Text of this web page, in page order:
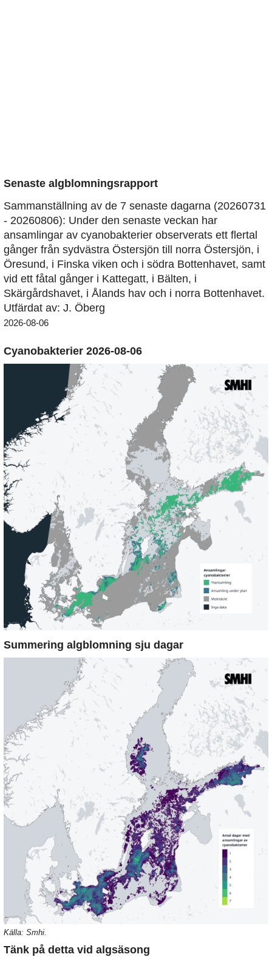
Senaste algblomningsrapport
Sammanställning av de 7 senaste dagarna (20260731
- 20260806): Under den senaste veckan har
ansamlingar av cyanobakterier observerats ett flertal
gånger från sydvästra Östersjön till norra Östersjön, i
Öresund, i Finska viken och i södra Bottenhavet, samt
vid ett fåtal gånger i Kattegatt, i Bälten, i
Skärgårdshavet, i Ålands hav och i norra Bottenhavet.
Utfärdat av: J. Öberg
2026-08-06
Cyanobakterier 2026-08-06
Summering algblomning sju dagar
Källa: Smhi.
Tänk på detta vid algsäsong